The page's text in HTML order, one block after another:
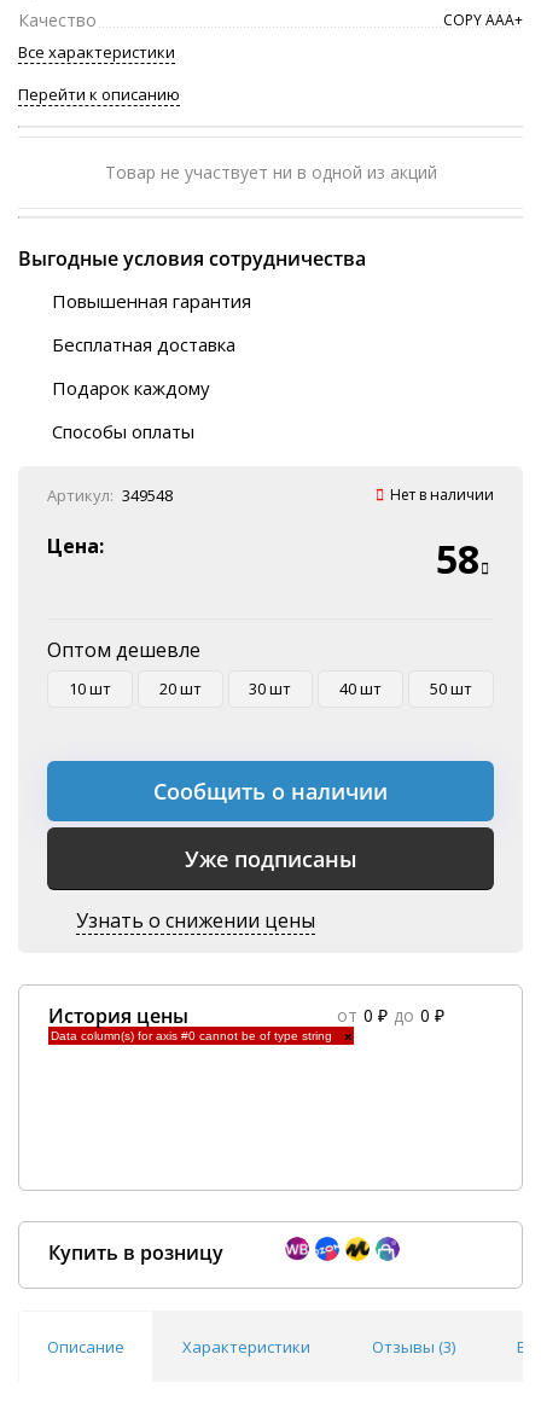
Качество COPY ААА+
Все характеристики
Перейти к описанию
Товар не участвует ни в одной из акций
Выгодные условия сотрудничества
Повышенная гарантия
Бесплатная доставка
Автобусы (по ЮФО)
“BlaBlaCar” (по ЮФО)
Подарок каждому
Способы оплаты
Наличные
Эквайринг
Артикул: 349548 Нет в наличии
Цена: 58
Оптом дешевле
10 шт 20 шт 30 шт 40 шт 50 шт
Сообщить о наличии
Уже подписаны
Узнать о снижении цены
История цены от 0 ₽ до 0 ₽
Data column(s) for axis #0 cannot be of type string ×
Купить в розницу
Описание Характеристики Отзывы (3)